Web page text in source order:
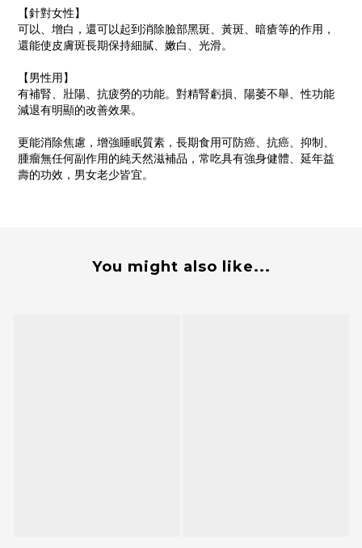
【針對女性】
可以、增白，還可以起到消除臉部黑斑、黃斑、暗瘡等的作用，
還能使皮膚斑長期保持細膩、嫩白、光滑。
【男性用】
有補腎、壯陽、抗疲勞的功能。對精腎虧損、陽萎不舉、性功能
減退有明顯的改善效果。
更能消除焦慮，增強睡眠質素，長期食用可防癌、抗癌、抑制、
腫瘤無任何副作用的純天然滋補品，常吃具有強身健體、延年益
壽的功效，男女老少皆宜。
You might also like...